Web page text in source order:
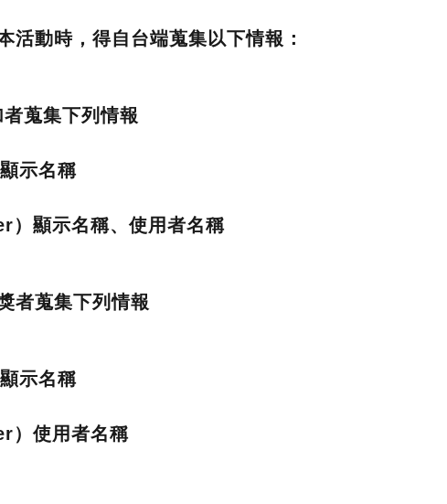
活動時，得自台端蒐集以下情報：
蒐集下列情報
示名稱
）顯示名稱、使用者名稱
者蒐集下列情報
示名稱
）使用者名稱